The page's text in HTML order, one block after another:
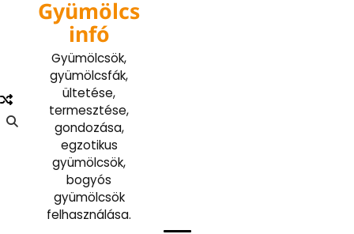
Gyümölcs
infó
Gyümölcsök,
gyümölcsfák,
ültetése,
termesztése,
gondozása,
egzotikus
gyümölcsök,
bogyós
gyümölcsök
felhasználása.